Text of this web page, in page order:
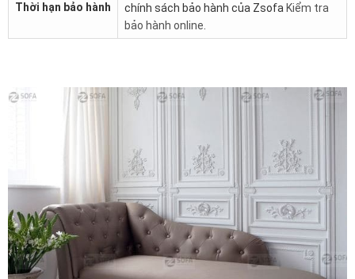
Thời hạn bảo hành
chính sách bảo hành của Zsofa Kiểm tra
bảo hành online